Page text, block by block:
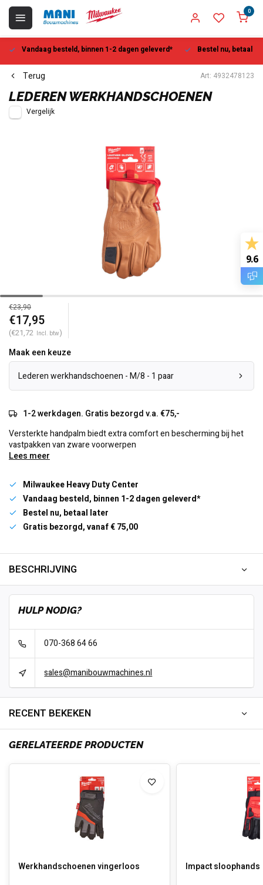
0
Vandaag besteld, binnen 1-2 dagen geleverd* Bestel nu, betaal
Terug Art: 4932478123
LEDEREN WERKHANDSCHOENEN
Vergelijk
€23,90
€17,95
(€21,72 Incl. btw)
Maak een keuze
Lederen werkhandschoenen - M/8 - 1 paar
1-2 werkdagen. Gratis bezorgd v.a. €75,-
Versterkte handpalm biedt extra comfort en bescherming bij het
vastpakken van zware voorwerpen
Lees meer
Milwaukee Heavy Duty Center
Vandaag besteld, binnen 1-2 dagen geleverd*
Bestel nu, betaal later
Gratis bezorgd, vanaf € 75,00
BESCHRIJVING
HULP NODIG?
070-368 64 66
sales@manibouwmachines.nl
RECENT BEKEKEN
GERELATEERDE PRODUCTEN
Werkhandschoenen vingerloos Impact
9.6